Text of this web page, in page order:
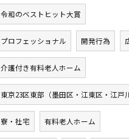
令和のベストヒット大賞
プロフェッショナル 開発行為
介護付き有料老人ホーム
東京23区東部（墨田区・江東区・江戸
寮・社宅 有料老人ホーム